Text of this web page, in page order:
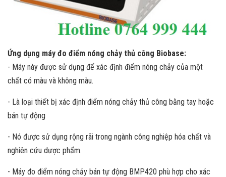
Ứng dụng máy đo điểm nóng chảy thủ công Biobase:
- Máy này được sử dụng để xác định điểm nóng chảy của một
chất có màu và không màu.
- Là loại thiết bị xác định điểm nóng chảy thủ công bằng tay hoặc
bán tự động
- Nó được sử dụng rộng rãi trong ngành công nghiệp hóa chất và
nghiên cứu dược phẩm.
- Máy đo điểm nóng chảy bán tự động BMP420 phù hợp cho xác